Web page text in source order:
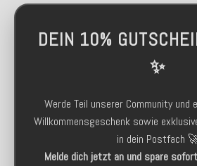
DEIN 10%
✨
Werde Teil unserer Community
Willkommensgeschenk sowie
in dein Postfach
Melde dich jetzt an und spare